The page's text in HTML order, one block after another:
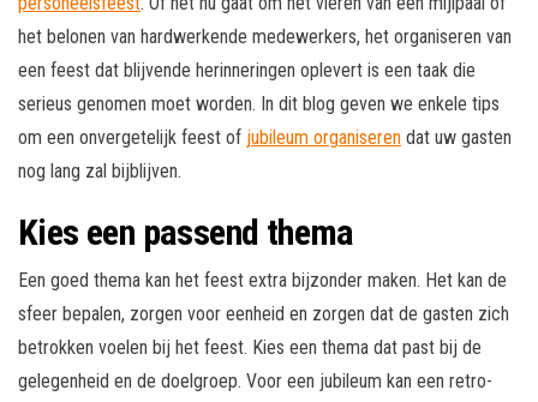
het belonen van hardwerkende medewerkers, het organiseren van
een feest dat blijvende herinneringen oplevert is een taak die
serieus genomen moet worden. In dit blog geven we enkele tips
om een onvergetelijk feest of jubileum organiseren dat uw gasten
nog lang zal bijblijven.
Kies een passend thema
Een goed thema kan het feest extra bijzonder maken. Het kan de
sfeer bepalen, zorgen voor eenheid en zorgen dat de gasten zich
betrokken voelen bij het feest. Kies een thema dat past bij de
gelegenheid en de doelgroep. Voor een jubileum kan een retro-